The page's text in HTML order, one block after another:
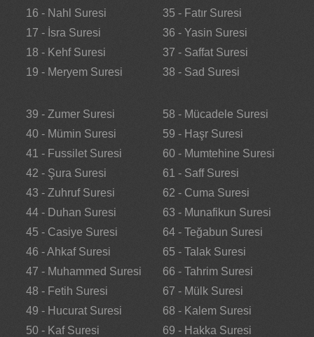
16 - Nahl Suresi
17 - İsra Suresi
18 - Kehf Suresi
19 - Meryem Suresi
35 - Fatır Suresi
36 - Yasin Suresi
37 - Saffat Suresi
38 - Sad Suresi
39 - Zumer Suresi
40 - Mümin Suresi
41 - Fussilet Suresi
42 - Şura Suresi
43 - Zuhruf Suresi
44 - Duhan Suresi
45 - Casiye Suresi
46 - Ahkaf Suresi
47 - Muhammed Suresi
48 - Fetih Suresi
49 - Hucurat Suresi
50 - Kaf Suresi
58 - Mücadele Suresi
59 - Haşr Suresi
60 - Mumtehine Suresi
61 - Saff Suresi
62 - Cuma Suresi
63 - Munafikun Suresi
64 - Teğabun Suresi
65 - Talak Suresi
66 - Tahrim Suresi
67 - Mülk Suresi
68 - Kalem Suresi
69 - Hakka Suresi